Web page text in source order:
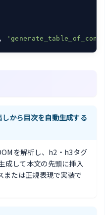
,
から目次を自動生成する
を解析し、h2・h3タグ
成して本文の先頭に挿入
たは正規表現で実装で